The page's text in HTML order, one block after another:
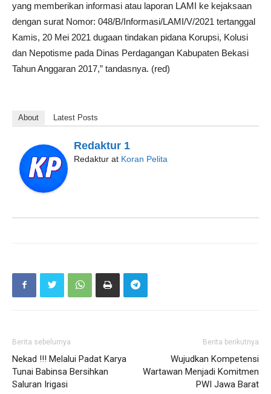
yang memberikan informasi atau laporan LAMI ke kejaksaan
dengan surat Nomor: 048/B/Informasi/LAMI/V/2021 tertanggal
Kamis, 20 Mei 2021 dugaan tindakan pidana Korupsi, Kolusi
dan Nepotisme pada Dinas Perdagangan Kabupaten Bekasi
Tahun Anggaran 2017,” tandasnya. (red)
About Latest Posts
Redaktur 1
Redaktur at Koran Pelita
Berita sebelumya
Nekad !!! Melalui Padat Karya
Tunai Babinsa Bersihkan
Saluran Irigasi
Berita berikutnya
Wujudkan Kompetensi
Wartawan Menjadi Komitmen
PWI Jawa Barat